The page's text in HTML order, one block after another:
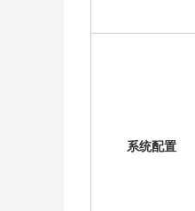
系统配置